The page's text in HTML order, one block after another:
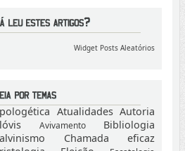
Widget Posts Aleatórios
Atualidades Autoria
Avivamento
Bibliologia
Chamada eficaz